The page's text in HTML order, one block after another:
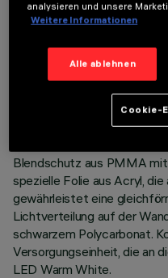
BESCHREIBUNG
Miniaturisierte, rechteckige
Aluminiumdruckguss,
Asymmetrisches optisches
effiziente Wallwasher-
Blendschutz aus PMMA
spezielle Folie aus Acryl,
gewährleistet eine
Lichtverteilung auf der
schwarzem Polycarbonat.
Versorgungseinheit, die an
LED Warm White.
analysieren und unsere
Weitere Informationen
Alle ablehnen
Cookie-